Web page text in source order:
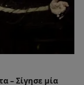
– Σίγησε μία